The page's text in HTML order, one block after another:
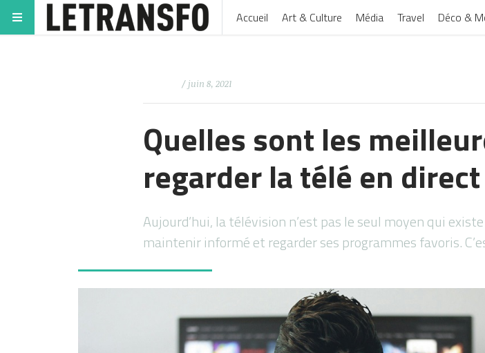
Accueil Art & Culture Média Travel Déco &
/ juin 8, 2021
Quelles sont les
regarder la télé en direct
Aujourd’hui, la télévision n’est pas le seul moyen qui
maintenir informé et regarder ses programmes favoris.